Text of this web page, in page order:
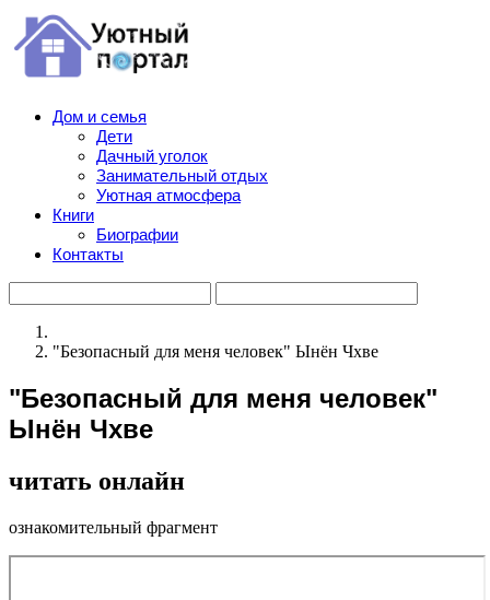
Дом и семья
Дети
Дачный уголок
Занимательный отдых
Уютная атмосфера
Книги
Биографии
Контакты
"Безопасный для меня человек" Ынён Чхве
"Безопасный для меня человек"
Ынён Чхве
читать онлайн
ознакомительный фрагмент